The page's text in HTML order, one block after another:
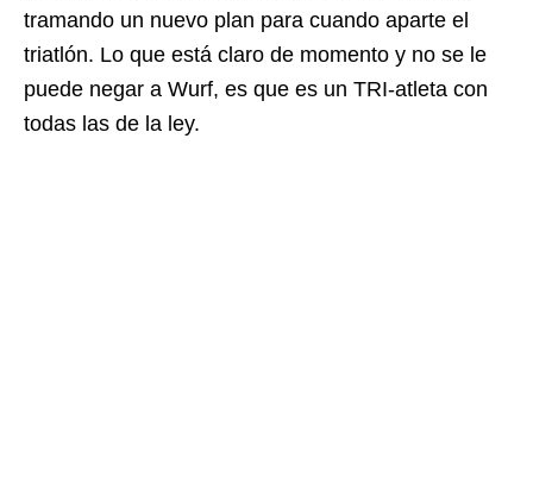
tramando un nuevo plan para cuando aparte el
triatlón. Lo que está claro de momento y no se le
puede negar a Wurf, es que es un TRI-atleta con
todas las de la ley.